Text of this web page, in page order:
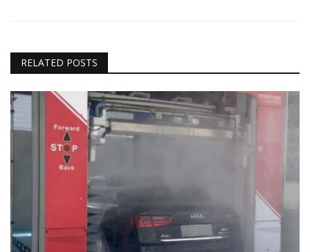
RELATED POSTS